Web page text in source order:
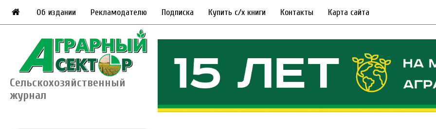
Об издании Рекламодателю Подписка Купить с/х книги Контакты Карта сайта
Сельскохозяйственный
журнал